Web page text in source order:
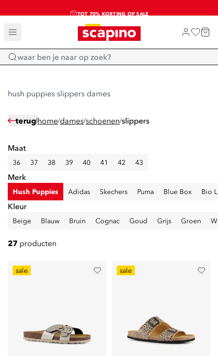
TOT 70% KORTING OP SALE
SHOP NIEUW
Home
hush puppies slippers dames
terug home/dames/schoenen/slippers
Maat
36 37 38 39 40 41 42 43
Merk
Hush Puppies Adidas Skechers Puma Blue Box Bio
Kleur
Beige Blauw Bruin Cognac Goud Grijs Groen
27 producten
sale sale